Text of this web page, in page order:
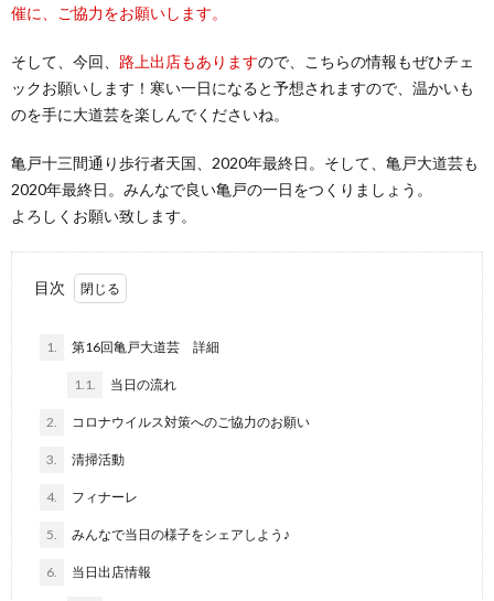
催に、ご協力をお願いします。
そして、今回、 路上出店もありますので、こちらの情報もぜひチェ
ックお願いします！寒い一日になると予想されますので、温かいも
のを手に大道芸を楽しんでくださいね。
亀戸十三間通り歩行者天国、2020年最終日。そして、亀戸大道芸も
2020年最終日。みんなで良い亀戸の一日をつくりましょう。
よろしくお願い致します。
目次
1. 第16回亀戸大道芸 詳細
1.1. 当日の流れ
2. コロナウイルス対策へのご協力のお願い
3. 清掃活動
4. フィナーレ
5. みんなで当日の様子をシェアしよう♪
6. 当日出店情報